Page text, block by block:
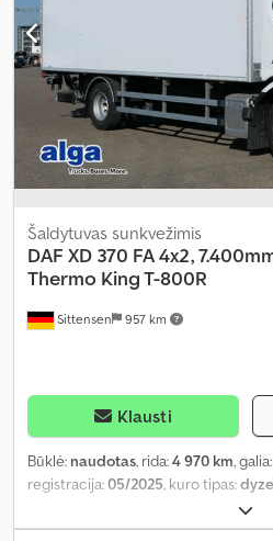
Sittensen 957 km
Šaldytuvas sunkvežimis
DAF XD 370 FA 4x2,
Thermo King T-800R
Klausti
Būklė: naudotas, rida:4 970 km, galia:
registracija:05/2025, kuro tipas:
, spalva:
automatinis, emisijos klasė:Euro 6,